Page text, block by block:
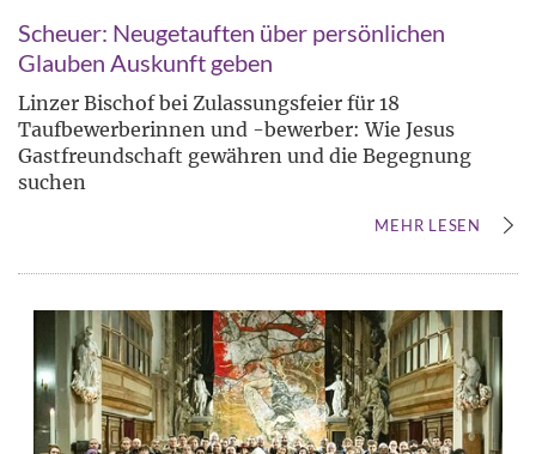
Scheuer: Neugetauften über persönlichen
Glauben Auskunft geben
Linzer Bischof bei Zulassungsfeier für 18
Taufbewerberinnen und -bewerber: Wie Jesus
Gastfreundschaft gewähren und die Begegnung
suchen
MEHR LESEN